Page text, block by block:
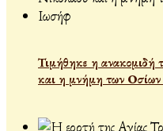
Τιμήθηκε η ανακομιδή
και η μνήμη των